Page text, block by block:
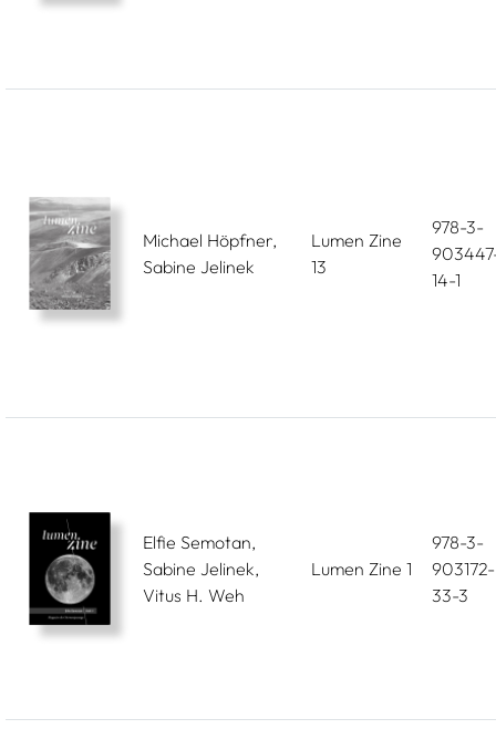
Michael Höpfner,
Sabine Jelinek
Lumen Zine
13
978-3-
14-1
Elfie Semotan,
Sabine Jelinek,
Vitus H. Weh
Lumen Zine 1
978-3-
903172-
33-3